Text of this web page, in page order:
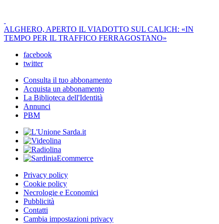
ALGHERO, APERTO IL VIADOTTO SUL CALICH: «IN
TEMPO PER IL TRAFFICO FERRAGOSTANO»
facebook
twitter
Consulta il tuo abbonamento
Acquista un abbonamento
La Biblioteca dell'Identità
Annunci
PBM
Privacy policy
Cookie policy
Necrologie e Economici
Pubblicità
Contatti
Cambia impostazioni privacy